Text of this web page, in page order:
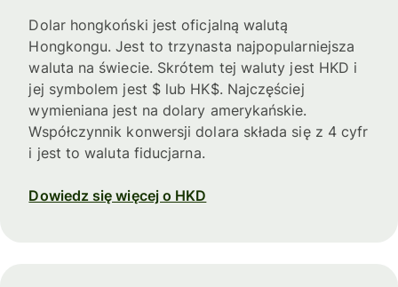
Dolar hongkoński jest oficjalną walutą
Hongkongu. Jest to trzynasta najpopularniejsza
waluta na świecie. Skrótem tej waluty jest HKD i
jej symbolem jest $ lub HK$. Najczęściej
wymieniana jest na dolary amerykańskie.
Współczynnik konwersji dolara składa się z 4 cyfr
i jest to waluta fiducjarna.
Dowiedz się więcej o HKD